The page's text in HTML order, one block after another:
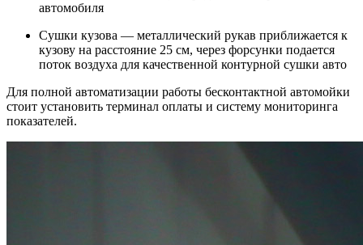
автомобиля
Сушки кузова — металлический рукав приближается к
кузову на расстояние 25 см, через форсунки подается
поток воздуха для качественной контурной сушки авто
Для полной автоматизации работы бесконтактной автомойки
стоит установить терминал оплаты и систему мониторинга
показателей.